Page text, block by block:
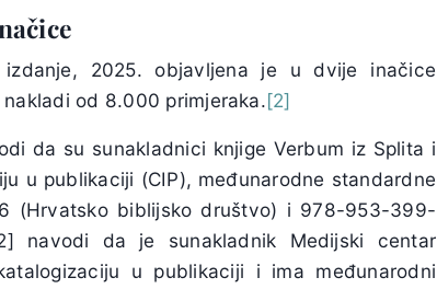
2025. objavljena je u dvije inačice
od 8.000 primjeraka.[2]
da su sunakladnici knjige Verbum iz Splita i
u publikaciji (CIP), međunarodne standardne
(Hrvatsko biblijsko društvo) i 978-953-399-
navodi da je sunakladnik Medijski centar
u publikaciji i ima međunarodni